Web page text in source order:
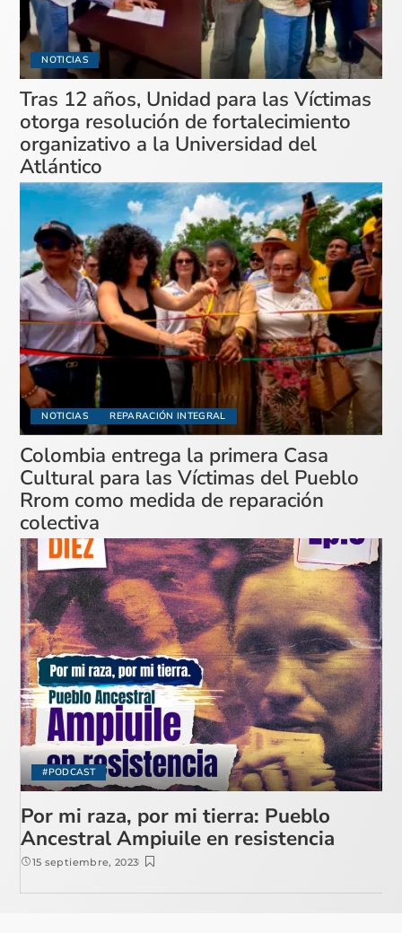
NOTICIAS
Tras 12 años, Unidad para las Víctimas
otorga resolución de fortalecimiento
organizativo a la Universidad del
Atlántico
NOTICIAS REPARACIÓN INTEGRAL
Colombia entrega la primera Casa
Cultural para las Víctimas del Pueblo
Rrom como medida de reparación
colectiva
#PODCAST
Por mi raza, por mi tierra: Pueblo
Ancestral Ampiuile en resistencia
15 septiembre, 2023